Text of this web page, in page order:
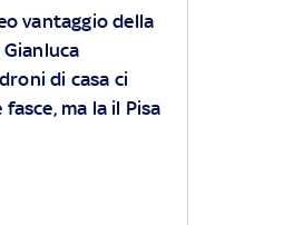
vantaggio della
di casa ci
ma la il Pisa